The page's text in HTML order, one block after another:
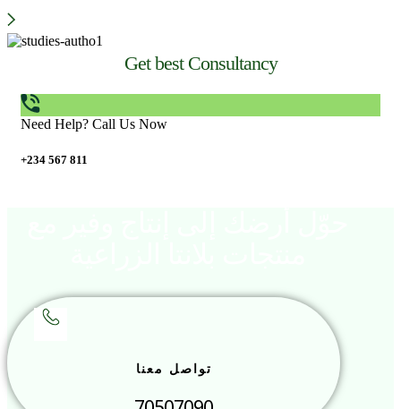
Get best Consultancy
Need Help? Call Us Now
+234 567 811
تواصل معنا